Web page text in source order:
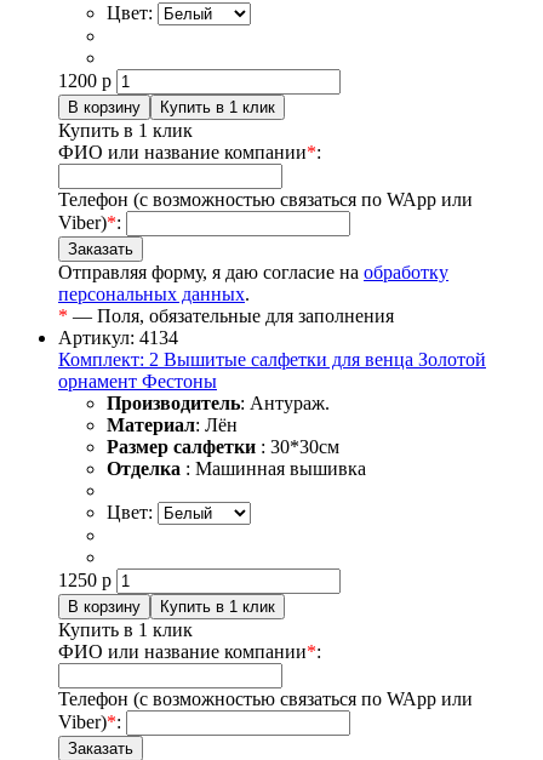
Цвет:
1200 р
Купить в 1 клик
ФИО или название компании*:
Телефон (с возможностью связаться по WApp или
Viber)*:
Отправляя форму, я даю согласие на обработку
персональных данных.
* — Поля, обязательные для заполнения
Артикул: 4134
Комплект: 2 Вышитые салфетки для венца Золотой
орнамент Фестоны
Производитель: Антураж.
Материал: Лён
Размер салфетки : 30*30см
Отделка : Машинная вышивка
Цвет:
1250 р
Купить в 1 клик
ФИО или название компании*:
Телефон (с возможностью связаться по WApp или
Viber)*: